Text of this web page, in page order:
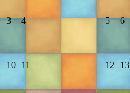
3
4 5 6
10 11 12 13